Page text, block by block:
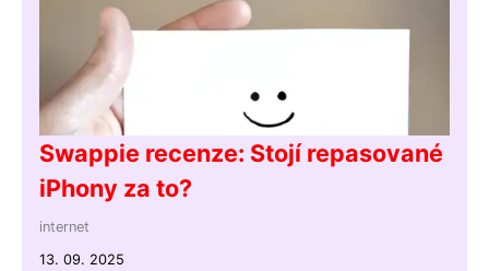
Swappie recenze: Stojí repasované
iPhony za to?
internet
13. 09. 2025